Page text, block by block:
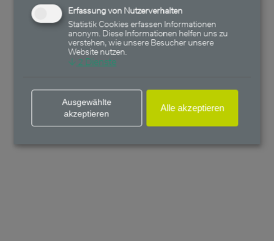
Erfassung von Nutzerverhalten
Statistik Cookies erfassen Informationen
anonym. Diese Informationen helfen uns zu
verstehen, wie unsere Besucher unsere
Website nutzen.
↓ 2 Dienste
Ausgewählte
akzeptieren
Alle akzeptieren